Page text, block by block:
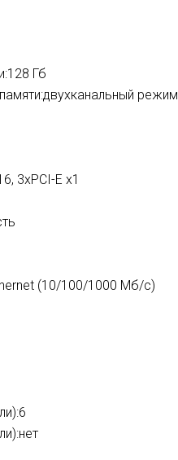
128 Гб
двухканальный режим
3xPCI-E x1
(10/100/1000 Мб/с)
6
нет